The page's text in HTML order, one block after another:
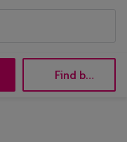
Find butik